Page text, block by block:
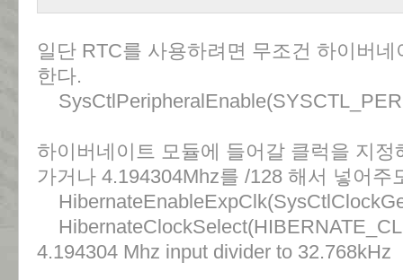
일단 RTC를 사용하려면 무조건 하이버
한다.
하이버네이트 모듈에 들어갈 클럭을 지
가거나 4.194304Mhz를 /128 해서 넣어주
4.194304 Mhz input divider to 32.768kHz